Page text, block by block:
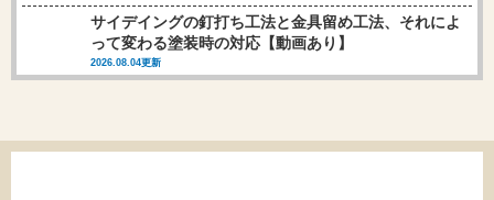
サイデイングの釘打ち工法と金具留め工法、それによ
って変わる塗装時の対応【動画あり】
2026.08.04更新